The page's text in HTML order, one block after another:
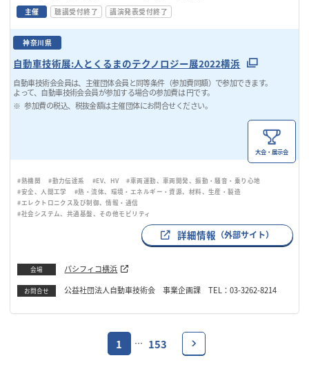
主催 聴講受付終了 講演発表受付終了
神奈川県
自動車技術展:人とくるまのテクノロジー展2022横浜
自動車技術会会員は、主催団体会員と同等条件（参加費同額）で参加できます。
よって、自動車技術会会員が参加する場合の参加費は 円です。
参加費の税込、税抜金額は主催団体にお問合せください。
大会・展示会
#熱機関 #動力伝達系 #EV、HV
#車両運動、車両開発、振動・騒音・乗り心地
#安全、人間工学
#熱・流体、環境・エネルギー・資源、材料、生産・製造
#エレクトロニクス及び制御、情報・通信
#社会システム、共通基盤、その他モビリティ
詳細情報 （外部サイト）
会場 パシフィコ横浜
お問合せ 公益社団法人自動車技術会 事業企画課 TEL：03-3262-8214
1 … 153